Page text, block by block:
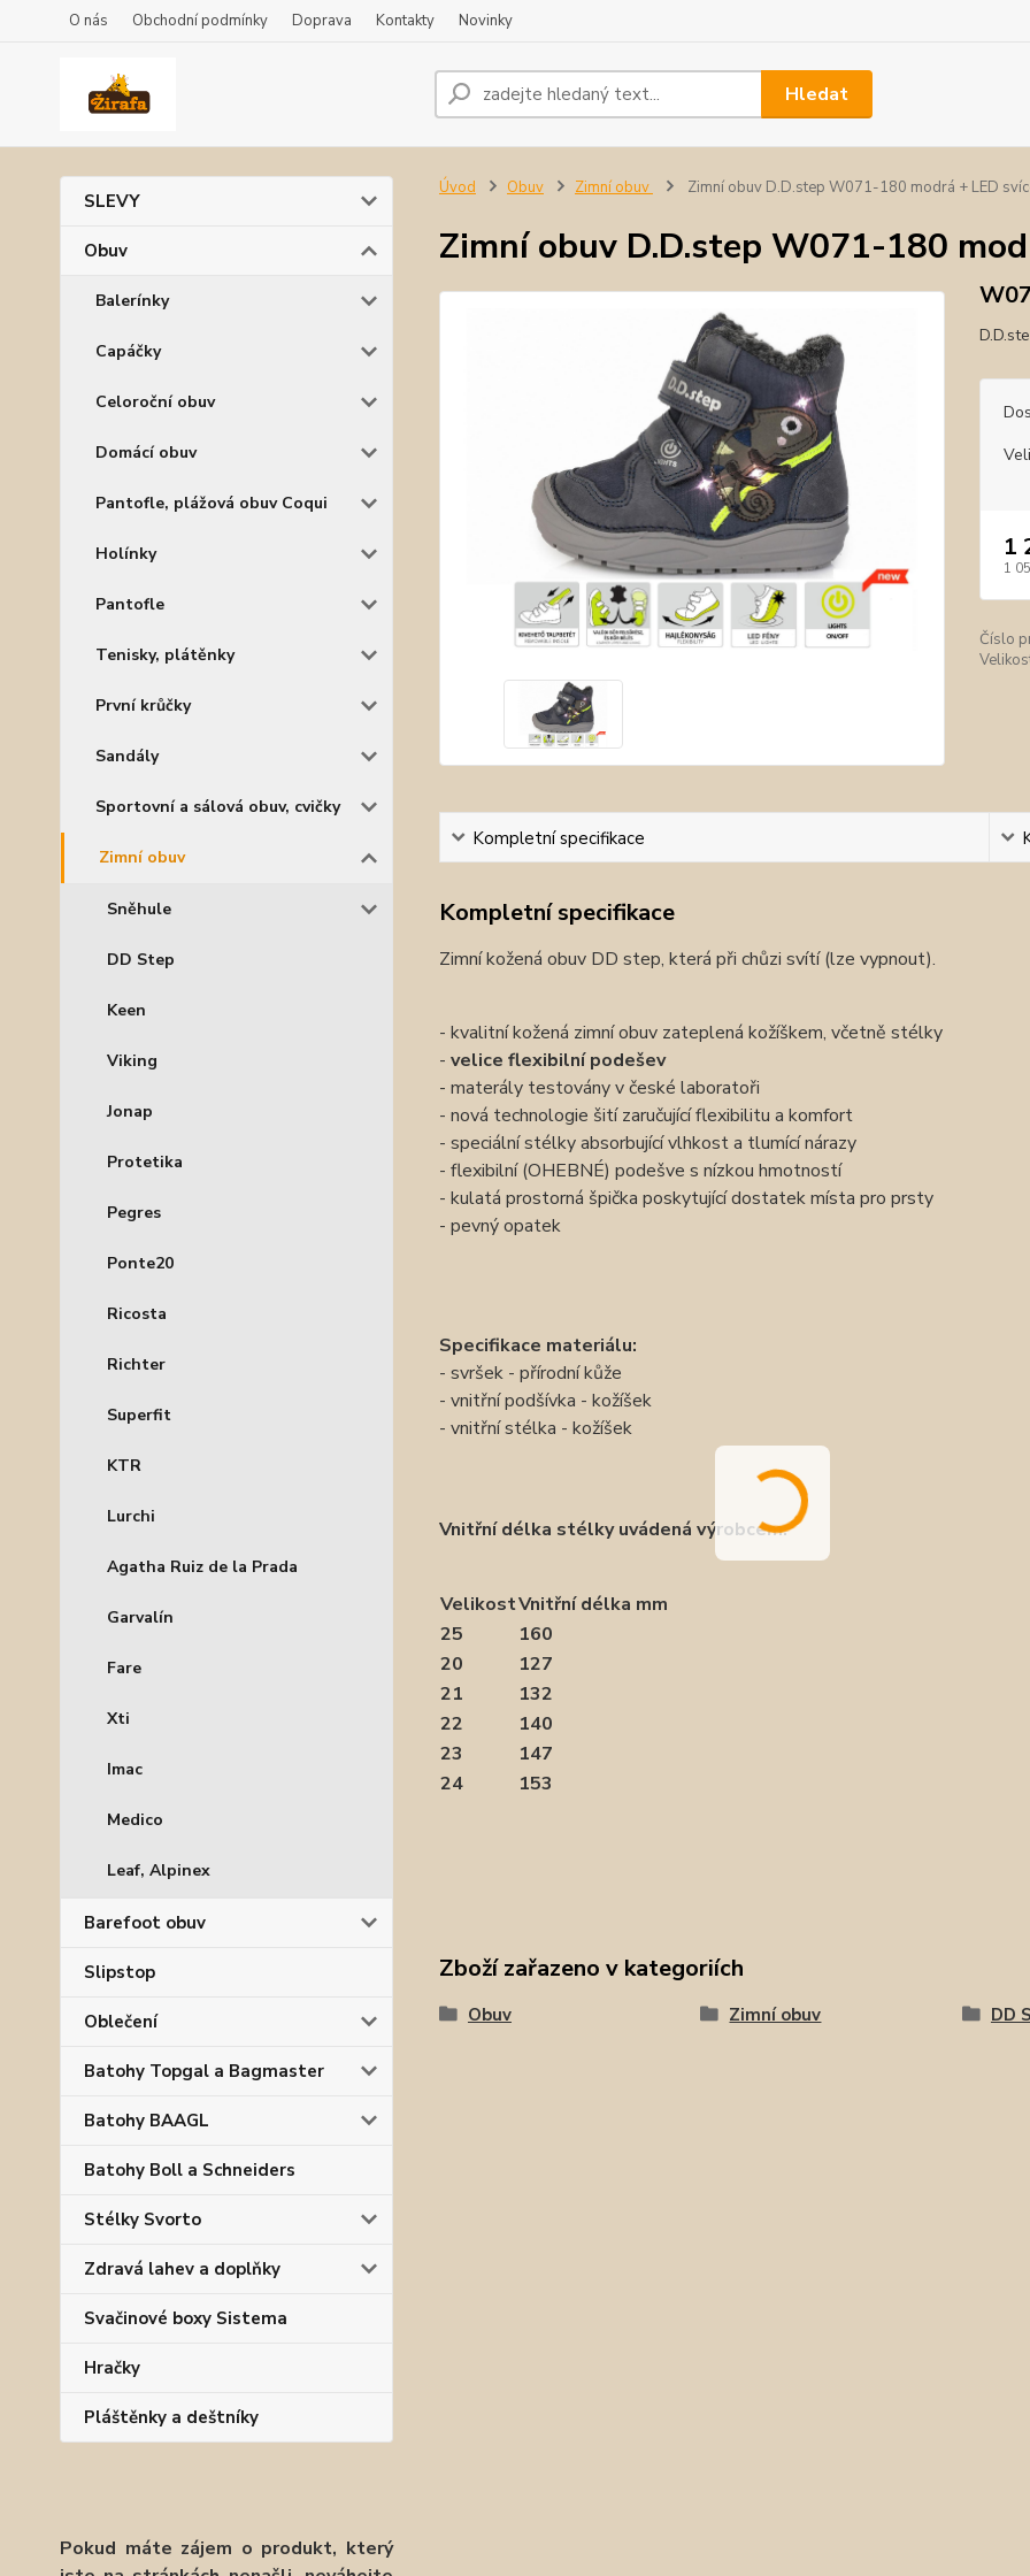
O nás Obchodní podmínky Doprava Kontakty Novinky
Hledat
SLEVY
Obuv
Balerínky
Capáčky
Celoroční obuv
Domácí obuv
Pantofle, plážová obuv Coqui
Holínky
Pantofle
Tenisky, plátěnky
První krůčky
Sandály
Sportovní a sálová obuv, cvičky
Zimní obuv
Sněhule
DD Step
Keen
Viking
Jonap
Protetika
Pegres
Ponte20
Ricosta
Richter
Superfit
KTR
Lurchi
Agatha Ruiz de la Prada
Garvalín
Fare
Xti
Imac
Medico
Leaf, Alpinex
Barefoot obuv
Slipstop
Oblečení
Batohy Topgal a Bagmaster
Batohy BAAGL
Batohy Boll a Schneiders
Stélky Svorto
Zdravá lahev a doplňky
Svačinové boxy Sistema
Hračky
Pláštěnky a deštníky
Pokud máte zájem o produkt, který
Úvod Obuv Zimní obuv Zimní obuv D.D.step W071-180 modrá + LED
Zimní obuv D.D.step W071-180
1
1
Číslo
Kompletní specifikace
Kompletní specifikace
Zimní kožená obuv DD step, která při chůzi svítí (lze vypnout).
- kvalitní kožená zimní obuv zateplená kožíškem, včetně stélky
- velice flexibilní podešev
- materály testovány v české laboratoři
- nová technologie šití zaručující flexibilitu a komfort
- speciální stélky absorbující vlhkost a tlumící nárazy
- flexibilní (OHEBNÉ) podešve s nízkou hmotností
- kulatá prostorná špička poskytující dostatek místa pro prsty
- pevný opatek
Specifikace materiálu:
- svršek - přírodní kůže
- vnitřní podšívka - kožíšek
- vnitřní stélka - kožíšek
Vnitřní délka stélky uvádená výrobcem:
VelikostVnitřní délka mm
25
160
20
127
21
132
22
140
23
147
24
153
Zboží zařazeno v kategoriích
Obuv Zimní obuv DD